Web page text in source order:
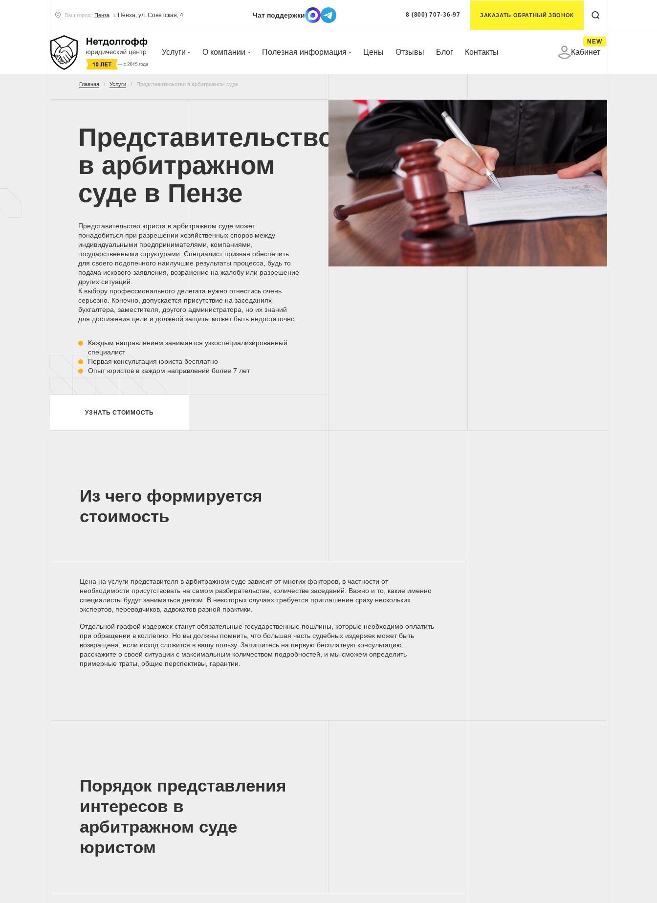
Ваш город: Пенза г. Пенза, ул. Советская, 4 Чат поддержки 8 (800) 707-36-97 ЗАКАЗАТЬ ОБРАТНЫЙ ЗВОНОК
Услуги О компании Полезная информация Цены Отзывы Блог Контакты Кабинет
NEW
Главная Услуги Представительство в арбитражном суде
Представительство
в арбитражном
суде в Пензе
Представительство юриста в арбитражном суде может
понадобиться при разрешении хозяйственных споров между
индивидуальными предпринимателями, компаниями,
государственными структурами. Специалист призван обеспечить
для своего подопечного наилучшие результаты процесса, будь то
подача искового заявления, возражение на жалобу или разрешение
других ситуаций.
К выбору профессионального делегата нужно отнестись очень
серьезно. Конечно, допускается присутствие на заседаниях
бухгалтера, заместителя, другого администратора, но их знаний
для достижения цели и должной защиты может быть недостаточно.
Каждым направлением занимается узкоспециализированный
специалист
Первая консультация юриста бесплатно
Опыт юристов в каждом направлении более 7 лет
УЗНАТЬ СТОИМОСТЬ
Из чего формируется
стоимость
Цена на услуги представителя в арбитражном суде зависит от многих факторов, в частности от
необходимости присутствовать на самом разбирательстве, количестве заседаний. Важно и то, какие именно
специалисты будут заниматься делом. В некоторых случаях требуется приглашение сразу нескольких
экспертов, переводчиков, адвокатов разной практики.
Отдельной графой издержек станут обязательные государственные пошлины, которые необходимо оплатить
при обращении в коллегию. Но вы должны помнить, что большая часть судебных издержек может быть
возвращена, если исход сложится в вашу пользу. Запишитесь на первую бесплатную консультацию,
расскажите о своей ситуации с максимальным количеством подробностей, и мы сможем определить
примерные траты, общие перспективы, гарантии.
Порядок представления
интересов в
арбитражном суде
юристом